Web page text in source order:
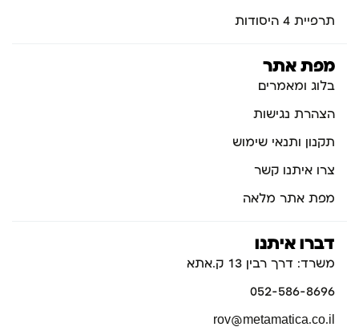
תרפיית 4 היסודות
מפת אתר
בלוג ומאמרים
הצהרת נגישות
תקנון ותנאי שימוש
צרו איתנו קשר
מפת אתר מלאה
דברו איתנו
משרד: דרך רבין 13 ק.אתא
052-586-8696
rov@metamatica.co.il